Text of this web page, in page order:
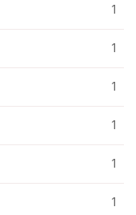
1
1
1
1
1
1